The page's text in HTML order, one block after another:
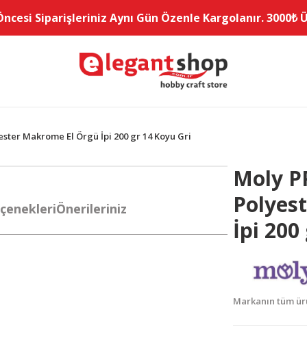
Siparişleriniz Aynı Gün Özenle Kargolanır.
Makrome El Örgü İpi 200 gr 14 Koyu Gri
Önerileriniz
Moly
İpi 200
Markanın tüm